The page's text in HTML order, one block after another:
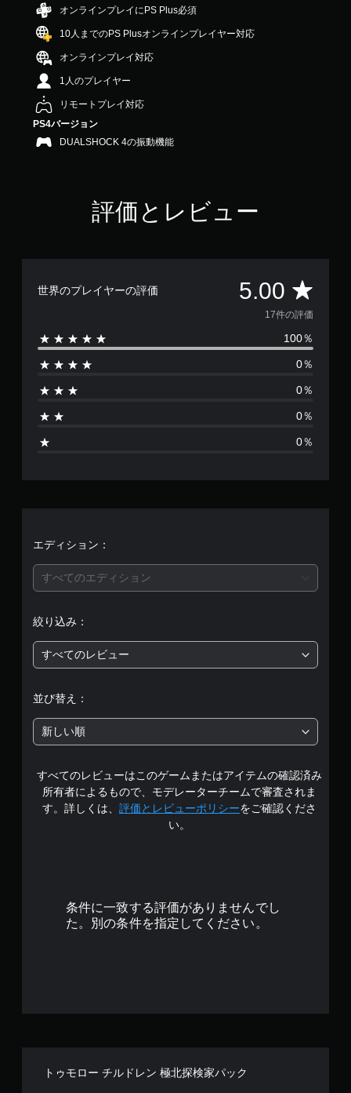
中
の
5
で
す
オンラインプレイにPS Plus必須
10人までのPS Plusオンラインプレイヤー対応
オンラインプレイ対応
1人のプレイヤー
リモートプレイ対応
PS4バージョン
DUALSHOCK 4の振動機能
評価とレビュー
世界のプレイヤーの評価 5.00 評
価
数
は
7
5
段
中
の
5
で
17件の評価
100％
0％
0％
0％
0％
エディション：
すべてのエディション
絞り込み：
すべてのレビュー
並び替え：
新しい順
すべてのレビューはこのゲームまたはアイテムの確認済み
所有者によるもので、モデレーターチームで審査されま
す。詳しくは、 評価とレビューポリシーをご確認くださ
い。
条件に一致する評価がありませんでし
た。別の条件を指定してください。
トゥモロー チルドレン 極北探検家パック